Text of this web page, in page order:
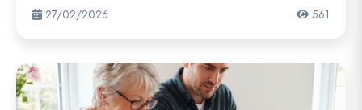
27/02/2026 561